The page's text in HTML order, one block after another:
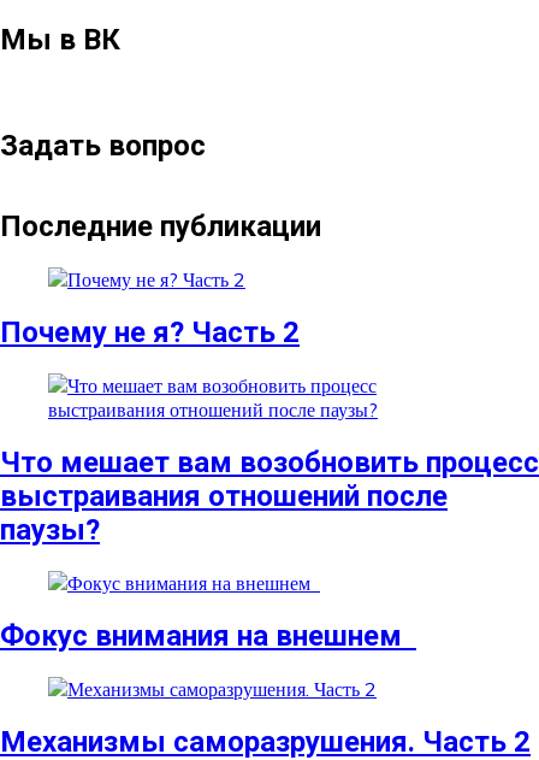
Мы в ВК
Задать вопрос
Последние публикации
​​Почему не я? Часть 2
Что мешает вам возобновить процесс
выстраивания отношений после
паузы?
Фокус внимания на внешнем
Механизмы саморазрушения. Часть 2